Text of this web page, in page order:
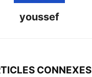
youssef
CONNEXES